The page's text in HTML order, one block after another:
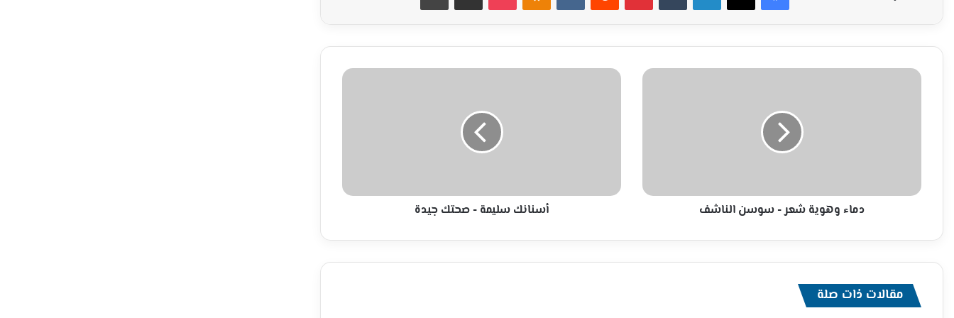
دماء
دماء وهوية شعر - سوسن الناشف
أسنانك
أسنانك سليمة - صحتك جيدة
مقالات ذات صلة